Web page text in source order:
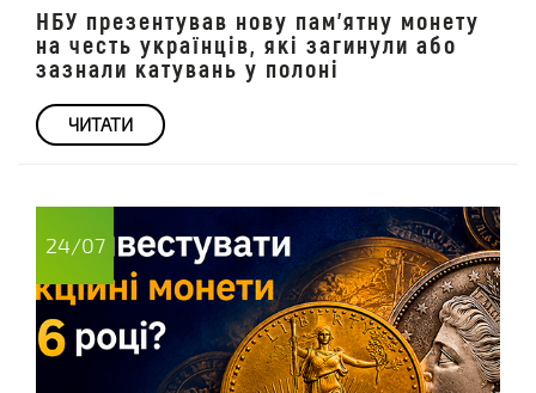
НБУ презентував нову пам'ятну монету
на честь українців, які загинули або
зазнали катувань у полоні
ЧИТАТИ
24/07